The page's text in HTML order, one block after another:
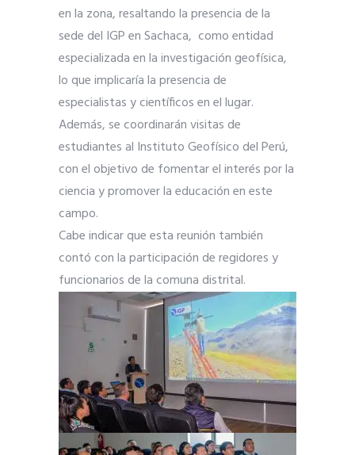
en la zona, resaltando la presencia de la
sede del IGP en Sachaca, como entidad
especializada en la investigación geofísica,
lo que implicaría la presencia de
especialistas y científicos en el lugar.
Además, se coordinarán visitas de
estudiantes al Instituto Geofísico del Perú,
con el objetivo de fomentar el interés por la
ciencia y promover la educación en este
campo.
Cabe indicar que esta reunión también
contó con la participación de regidores y
funcionarios de la comuna distrital.